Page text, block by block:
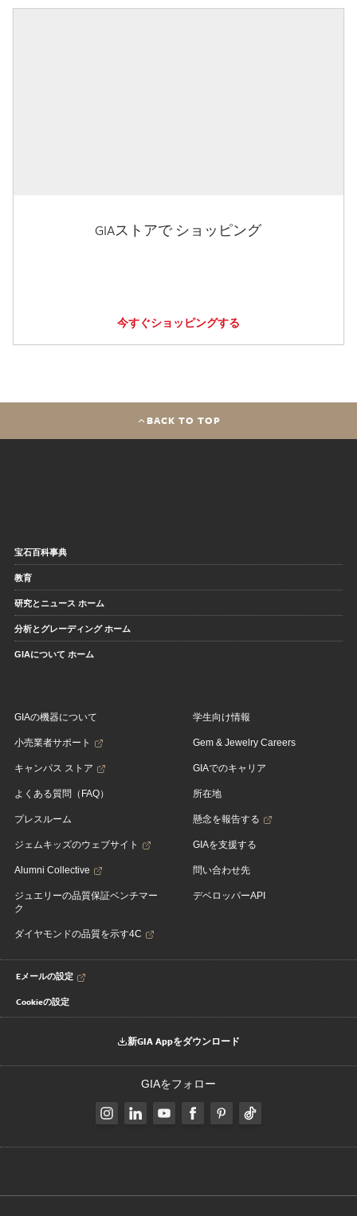
GIAストアで ショッピング
今すぐショッピングする
BACK TO TOP
宝石百科事典
教育
研究とニュース ホーム
分析とグレーディング ホーム
GIAについて ホーム
GIAの機器について
小売業者サポート
キャンパス ストア
よくある質問（FAQ）
プレスルーム
ジェムキッズのウェブサイト
Alumni Collective
ジュエリーの品質保証ベンチマー
ク
ダイヤモンドの品質を示す4C
学生向け情報
Gem & Jewelry Careers
GIAでのキャリア
所在地
懸念を報告する
GIAを支援する
問い合わせ先
デベロッパーAPI
Eメールの設定
Cookieの設定
新GIA Appをダウンロード
GIAをフォロー